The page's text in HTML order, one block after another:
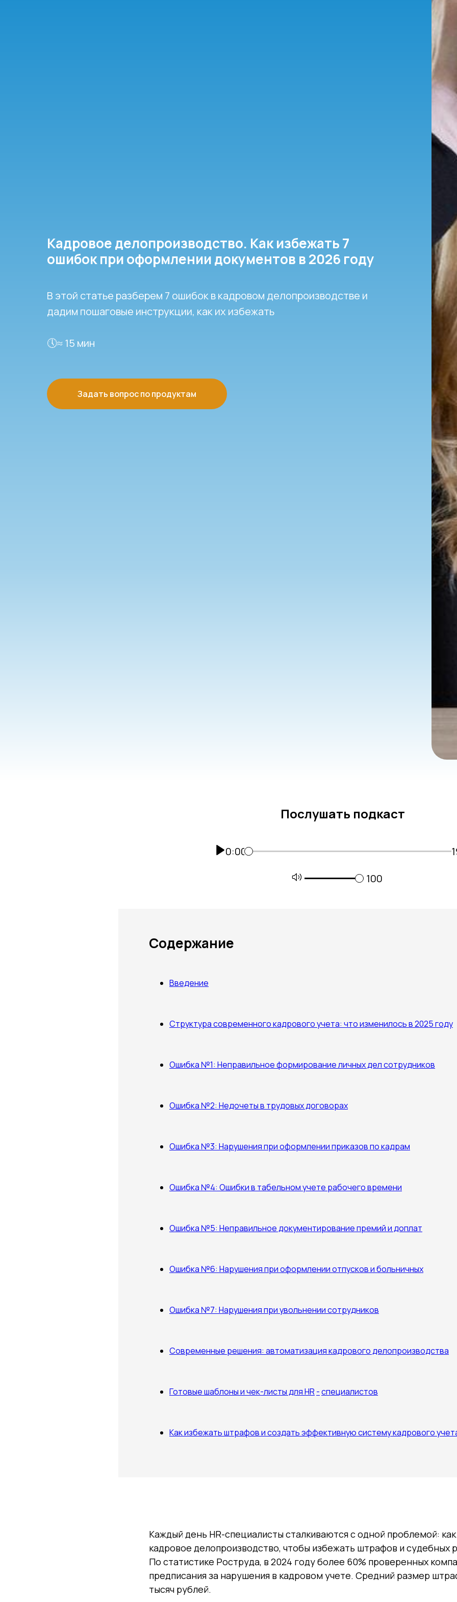
Кадровое делопроизводство. Как избежать 7
ошибок при оформлении документов в 2026 году
В этой статье разберем 7 ошибок в кадровом делопроизводстве и
дадим пошаговые инструкции, как их избежать
🕔≈ 15 мин
Задать вопрос по продуктам
Послушать подкаст
0:00
100
Содержание
Введение
Структура современного кадрового учета: что изменилось в 2025 году
Ошибка №1: Неправильное формирование личных дел сотрудников
Ошибка №2: Недочеты в трудовых договорах
Ошибка №3: Нарушения при оформлении приказов по кадрам
Ошибка №4: Ошибки в табельном учете рабочего времени
Ошибка №5: Неправильное документирование премий и доплат
Ошибка №6: Нарушения при оформлении отпусков и больничных
Ошибка №7: Нарушения при увольнении сотрудников
Современные решения: автоматизация кадрового делопроизводства
Готовые шаблоны и чек-листы для HR -специалистов
Как избежать штрафов и создать эффективную систему кадрового
Каждый день HR-специалисты сталкиваются с одной проблемой:
кадровое делопроизводство, чтобы избежать штрафов и судебных
По статистике Роструда, в 2024 году более 60% проверенных
предписания за нарушения в кадровом учете. Средний размер
тысяч рублей.